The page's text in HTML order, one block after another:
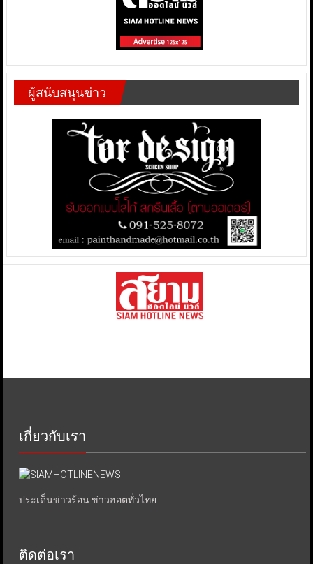
ผู้สนับสนุนข่าว
เกี่ยวกับเรา
ประเด็นข่าวร้อน ข่าวฮอตทั่วไทย.
ติดต่อเรา